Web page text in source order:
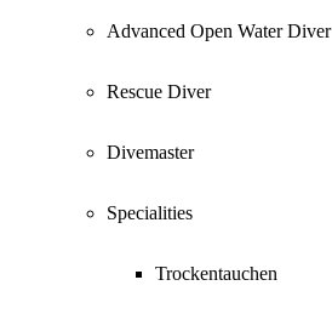
Advanced Open Water Diver
Rescue Diver
Divemaster
Specialities
Trockentauchen